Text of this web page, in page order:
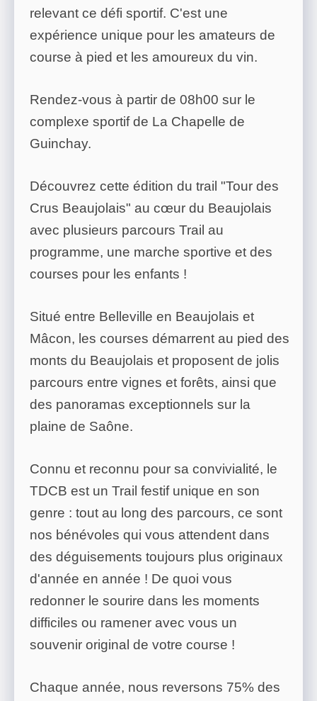
relevant ce défi sportif. C'est une
expérience unique pour les amateurs de
course à pied et les amoureux du vin.
Rendez-vous à partir de 08h00 sur le
complexe sportif de La Chapelle de
Guinchay.
Découvrez cette édition du trail "Tour des
Crus Beaujolais" au cœur du Beaujolais
avec plusieurs parcours Trail au
programme, une marche sportive et des
courses pour les enfants !
Situé entre Belleville en Beaujolais et
Mâcon, les courses démarrent au pied des
monts du Beaujolais et proposent de jolis
parcours entre vignes et forêts, ainsi que
des panoramas exceptionnels sur la
plaine de Saône.
Connu et reconnu pour sa convivialité, le
TDCB est un Trail festif unique en son
genre : tout au long des parcours, ce sont
nos bénévoles qui vous attendent dans
des déguisements toujours plus originaux
d'année en année ! De quoi vous
redonner le sourire dans les moments
difficiles ou ramener avec vous un
souvenir original de votre course !
Chaque année, nous reversons 75% des